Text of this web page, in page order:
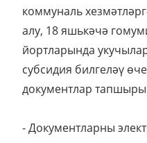
коммуналь
алу, 18 яшькәчә
йортларында
субсидия билгеләү
документлар
- Документларны